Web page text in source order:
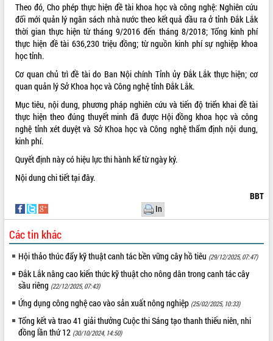
Khám bệnh, cấp phát thuốc miễn phí
và tặng quà người dân xã Cư Pui
Theo đó, Cho phép thực hiện đề tài khoa học và công nghệ: Nghiên cứu
đổi mới quản lý ngân sách nhà nước theo kết quả đầu ra ở tỉnh Đắk Lắk
thời gian thực hiện từ tháng 9/2016 đến tháng 8/2018; Tổng kinh phí
thực hiện đề tài 636,230 triệu đồng; từ nguồn kinh phí sự nghiệp khoa
học tỉnh.
Cơ quan chủ trì đề tài do Ban Nội chính Tỉnh ủy Đắk Lắk thực hiện; cơ
quan quản lý Sở Khoa học và Công nghệ tỉnh Đắk Lắk.
Mục tiêu, nội dung, phương pháp nghiên cứu và tiến độ triển khai đề tài
thực hiện theo đúng thuyết minh đã được Hội đồng khoa học và công
nghệ tỉnh xét duyệt và Sở Khoa học và Công nghệ thẩm định nội dung,
kinh phí.
Quyết định này có hiệu lực thi hành kể từ ngày ký.
Nội dung chi tiếttại đây.
BBT
In
Các tin khác
Hội thảo thúc đẩy kỹ thuật canh tác bền vững cây hồ tiêu (29/12/2025, 07:47)
Đắk Lắk nâng cao kiến thức kỹ thuật cho nông dân trong canh tác cây
sầu riêng (22/12/2025, 07:43)
Ứng dụng công nghệ cao vào sản xuất nông nghiệp (25/02/2025, 10:33)
Tổng kết và trao 41 giải thưởng Cuộc thi Sáng tạo thanh thiếu niên, nhi
đồng lần thứ 12 (30/10/2024, 14:50)